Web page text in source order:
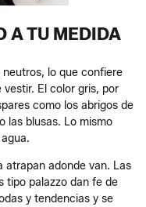
A TU MEDIDA
neutros, lo que confiere
El color gris, por
como los abrigos de
las blusas. Lo mismo
atrapan adonde van. Las
tipo palazzo dan fe de
y tendencias y se